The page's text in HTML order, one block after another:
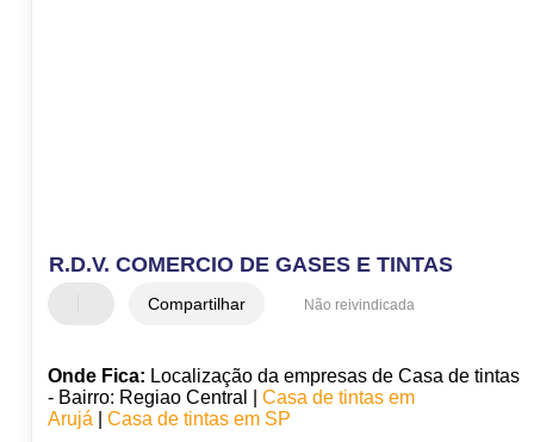
R.D.V. COMERCIO DE GASES E TINTAS
Compartilhar Não reivindicada
Onde Fica: Localização da empresas de Casa de tintas
- Bairro: Regiao Central | Casa de tintas em
Arujá| Casa de tintas em SP